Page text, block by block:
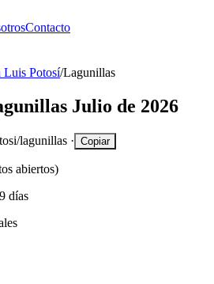
Contacto
Luis Potosí/Lagunillas
Julio de 2026
lagunillas · Copiar
abiertos)
días